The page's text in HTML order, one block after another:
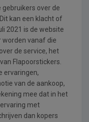
gebruikers over de
kan een klacht of
2021 is de website
worden vanaf die
de service, het
Flapoorstickers.
ervaringen,
van de aankoop,
mee dat in het
met
dan kopers